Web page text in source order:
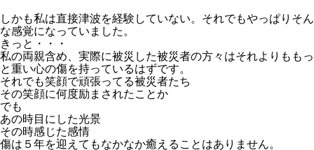
しかも私は直接津波を経験していない。それでもやっぱりそん
な感覚になっていました。
きっと・・・
私の両親含め、実際に被災した被災者の方々はそれよりももっ
と重い心の傷を持っているはずです。
それでも笑顔で頑張ってる被災者たち
その笑顔に何度励まされたことか
でも
あの時目にした光景
その時感じた感情
傷は５年を迎えてもなかなか癒えることはありません。